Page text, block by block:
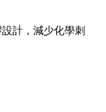
計，減少化學刺